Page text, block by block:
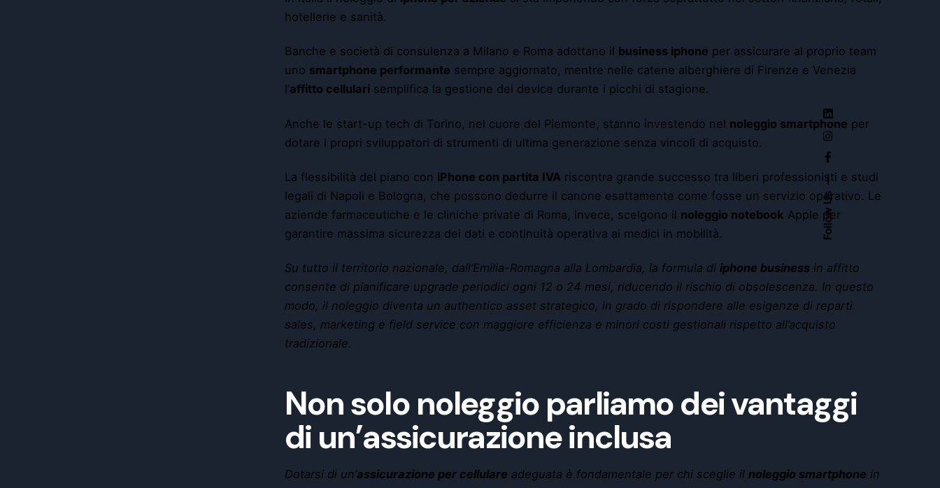
Follow Us
hotellerie e sanità.
Banche e società di consulenza a Milano e Roma adottano il business iphone per assicurare al proprio team
uno smartphone performante sempre aggiornato, mentre nelle catene alberghiere di Firenze e Venezia
l’affitto cellulari semplifica la gestione dei device durante i picchi di stagione.
Anche le start-up tech di Torino, nel cuore del Piemonte, stanno investendo nel noleggio smartphone per
dotare i propri sviluppatori di strumenti di ultima generazione senza vincoli di acquisto.
La flessibilità del piano con iPhone con partita IVA riscontra grande successo tra liberi professionisti e studi
legali di Napoli e Bologna, che possono dedurre il canone esattamente come fosse un servizio operativo. Le
aziende farmaceutiche e le cliniche private di Roma, invece, scelgono il noleggio notebook Apple per
garantire massima sicurezza dei dati e continuità operativa ai medici in mobilità.
Su tutto il territorio nazionale, dall’Emilia-Romagna alla Lombardia, la formula di iphone business in affitto
consente di pianificare upgrade periodici ogni 12 o 24 mesi, riducendo il rischio di obsolescenza. In questo
modo, il noleggio diventa un authentico asset strategico, in grado di rispondere alle esigenze di reparti
sales, marketing e field service con maggiore efficienza e minori costi gestionali rispetto all’acquisto
tradizionale.
Non solo noleggio parliamo dei vantaggi
di un’assicurazione inclusa
Dotarsi di un’assicurazione per cellulare adeguata è fondamentale per chi sceglie il noleggio smartphone in